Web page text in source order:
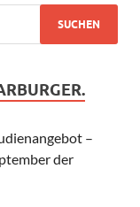
–
der